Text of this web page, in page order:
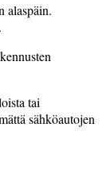
alaspäin.
tai
sähköautojen